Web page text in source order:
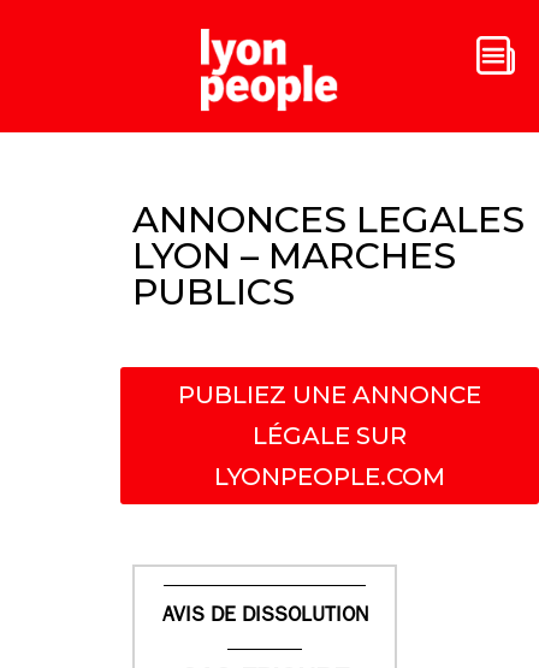
ANNONCES LEGALES
LYON – MARCHES
PUBLICS
PUBLIEZ UNE ANNONCE
LÉGALE SUR
LYONPEOPLE.COM
AVIS DE DISSOLUTION